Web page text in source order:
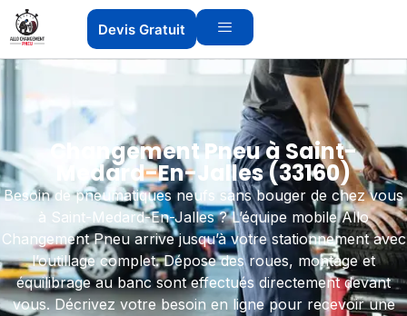
Devis Gratuit
Changement Pneu à Saint-
Medard-En-Jalles (33160)
Besoin de pneumatiques neufs sans bouger de chez vous
à Saint-Medard-En-Jalles ? L’équipe mobile Allo
Changement Pneu arrive jusqu’à votre stationnement avec
l’outillage complet. Dépose des roues, montage et
équilibrage au banc sont effectués directement devant
vous. Décrivez votre besoin en ligne pour recevoir une